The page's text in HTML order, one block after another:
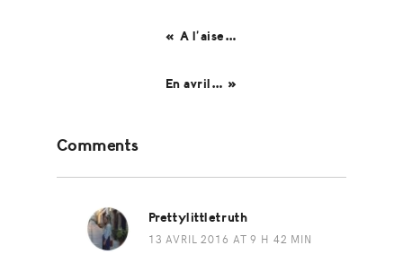
« A l’aise…
En avril… »
Interactions
Comments
Prettylittletruth
13 AVRIL 2016 AT 9 H 42 MIN